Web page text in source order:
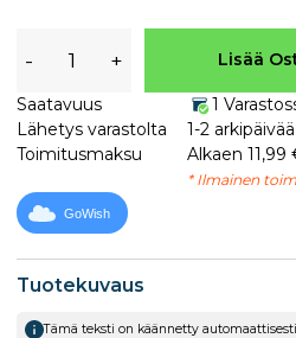
Tuotekuvaus
Tämä teksti on käännetty automaattisesti
- + Lisää
Saatavuus
1
Lähetys varastolta
1-2 arkipäivää
Toimitusmaksu
Alkaen 11,99
* Ilmainen
GoWish